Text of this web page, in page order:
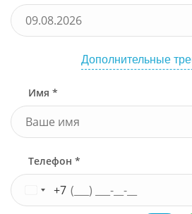
Дополнительные
Имя *
Телефон *
+7